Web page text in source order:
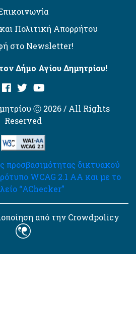
Πολιτική Απορρήτου
στο Newsletter!
Δήμο Αγίου Δημητρίου!
Ⓒ 2026 / All Rights
Reserved
προσβασιμότητας δικτυακού
WCAG 2.1 AA και με το
“AChecker”
από την Crowdpolicy